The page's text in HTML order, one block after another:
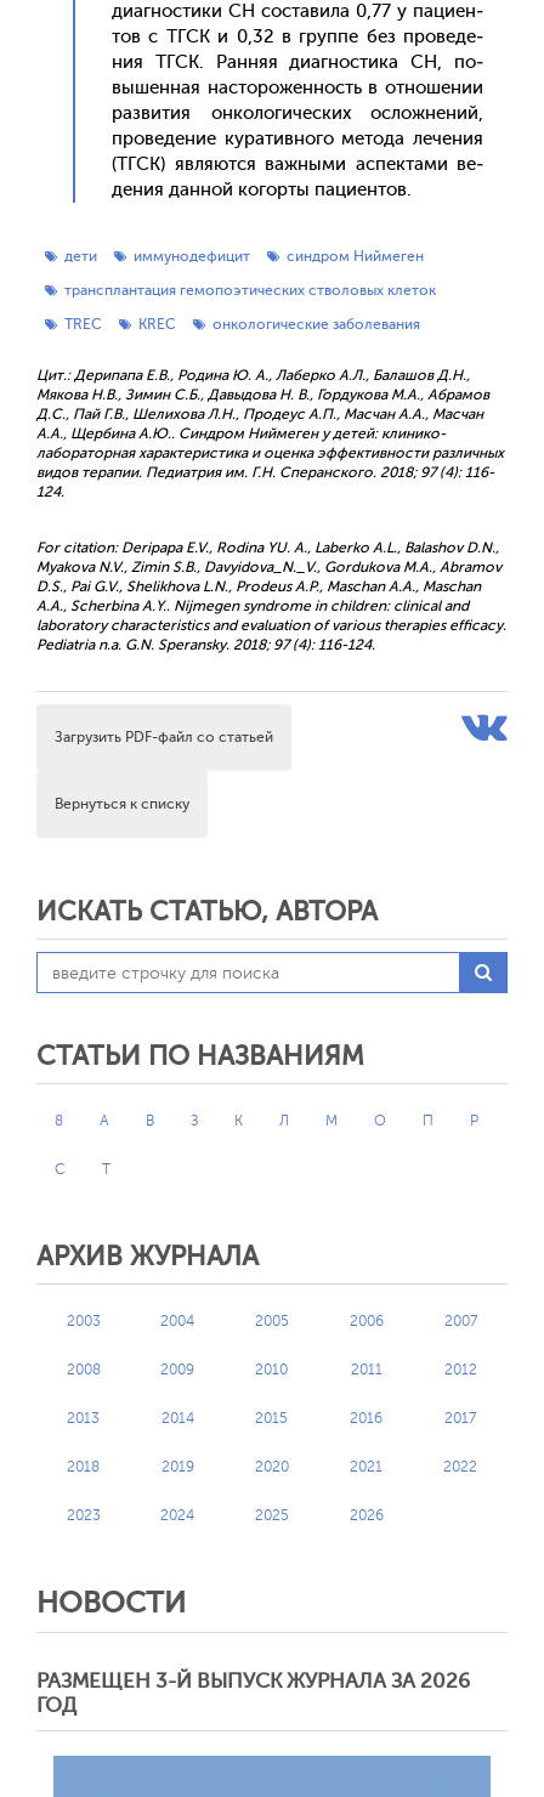
ди­аг­ности­ки СН сос­та­вила 0,77 у па­ци­ен­
тов с ТГСК и 0,32 в груп­пе без про­веде­
ния ТГСК. Ран­няя ди­аг­ности­ка СН, по­
вышен­ная нас­то­рожен­ность в от­но­шении
раз­ви­тия он­ко­логи­чес­ких ос­ложне­ний,
про­веде­ние ку­ратив­но­го ме­тода ле­чения
(ТГСК) яв­ля­ют­ся важ­ны­ми ас­пекта­ми ве­
дения дан­ной ко­гор­ты па­ци­ен­тов.
дети иммунодефицит
синдром Ниймеген
трансплантация гемопоэтических стволовых клеток
TREC
KREC онкологические заболевания
Цит.: Дерипапа Е.В., Родина Ю. А., Лаберко А.Л., Балашов Д.Н.,
Мякова Н.В., Зимин С.Б., Давыдова Н. В., Гордукова М.А., Абрамов
Д.С., Пай Г.В., Шелихова Л.Н., Продеус А.П., Масчан А.А., Масчан
А.А., Щербина А.Ю.. Синдром Ниймеген у детей: клинико-
лабораторная характеристика и оценка эффективности различных
видов терапии. Педиатрия им. Г.Н. Сперанского. 2018; 97 (4): 116-
124.
For citation: Deripapa E.V., Rodina YU. A., Laberko A.L., Balashov D.N.,
Myakova N.V., Zimin S.B., Davyidova_N._V., Gordukova М.А., Abramov
D.S., Pai G.V., Shelikhova L.N., Prodeus A.P., Maschan A.A., Maschan
A.A., Scherbina А.Y.. Nijmegen syndrome in children: clinical and
laboratory characteristics and evaluation of various therapies efficacy.
Pediatria n.a. G.N. Speransky. 2018; 97 (4): 116-124.
Загрузить PDF-файл со статьей
Вернуться к списку
ИСКАТЬ СТАТЬЮ, АВТОРА
СТАТЬИ ПО НАЗВАНИЯМ
8 А В З К Л М О П Р
С Т
АРХИВ ЖУРНАЛА
2003 2004 2005 2006 2007
2008 2009 2010 2011 2012
2013 2014 2015 2016 2017
2018 2019 2020 2021 2022
2023 2024 2025 2026
НОВОСТИ
РАЗМЕЩЕН 3-Й ВЫПУСК ЖУРНАЛА ЗА 2026
ГОД